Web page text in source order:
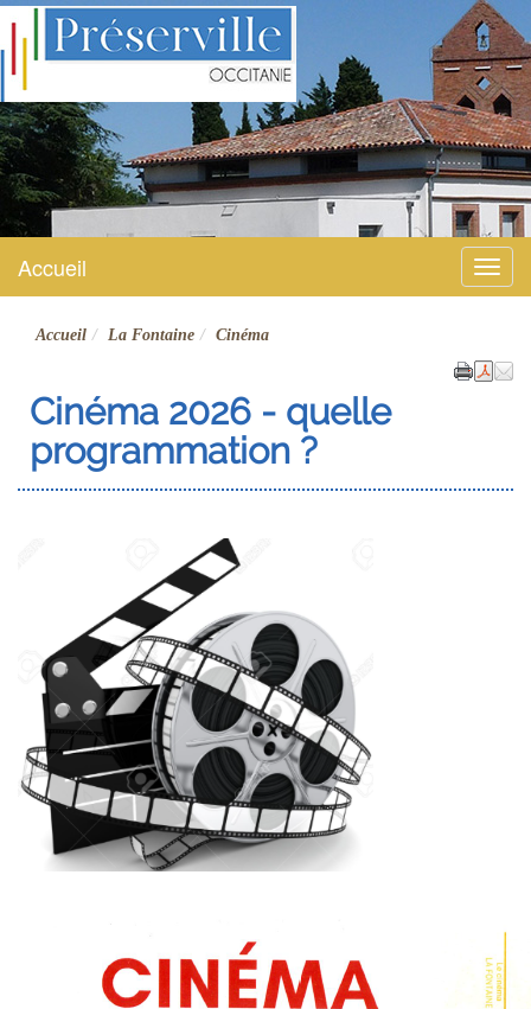
Préserville
Site officiel
Menu
Accueil
Accueil La Fontaine Cinéma
Cinéma 2026 - quelle
programmation ?